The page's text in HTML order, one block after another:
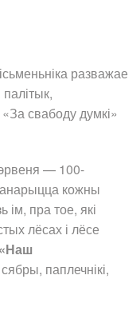
разважае
свабоду думкі»
— 100-
кожны
ім, пра тое, які
лёсах і лёсе
«Наш
паплечнікі,